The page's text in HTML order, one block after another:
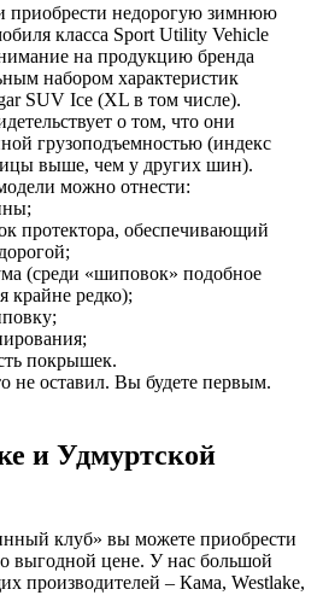
приобрести недорогую зимнюю
класса Sport Utility Vehicle
на продукцию бренда
набором характеристик
SUV Ice (XL в том числе).
о том, что они
грузоподъемностью (индекс
выше, чем у других шин).
можно отнести:
протектора, обеспечивающий
(среди «шиповок» подобное
крайне редко);
покрышек.
не оставил. Вы будете первым.
и Удмуртской
клуб» вы можете приобрести
выгодной цене. У нас большой
производителей – Кама, Westlake,